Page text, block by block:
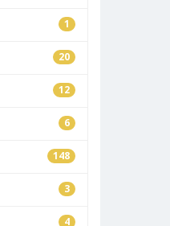
1
20
12
6
148
3
4